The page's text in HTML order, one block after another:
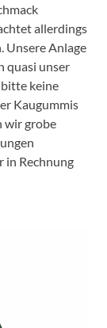
allerdings
Unsere Anlage
quasi unser
keine
Kaugummis
wir grobe
in Rechnung